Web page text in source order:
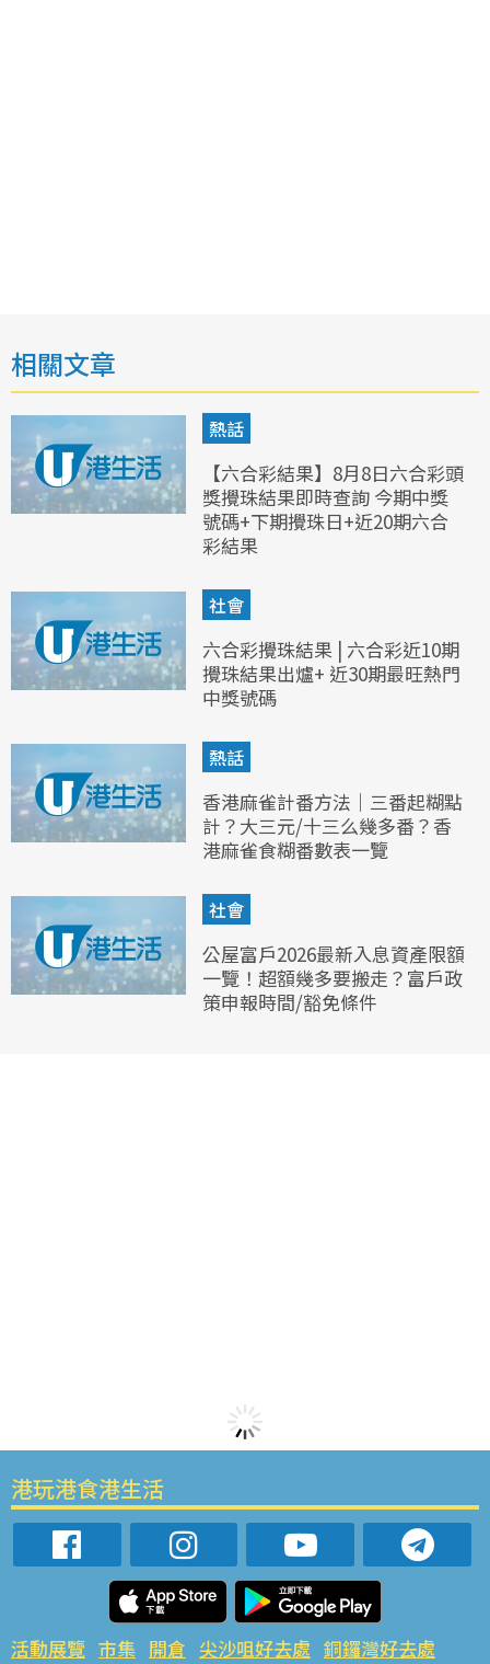
相關文章
熱話
【六合彩結果】8月8日六合彩頭
獎攪珠結果即時查詢 今期中獎
號碼+下期攪珠日+近20期六合
彩結果
社會
六合彩攪珠結果 | 六合彩近10期
攪珠結果出爐+ 近30期最旺熱門
中獎號碼
熱話
香港麻雀計番方法｜三番起糊點
計？大三元/十三么幾多番？香
港麻雀食糊番數表一覽
社會
公屋富戶2026最新入息資產限額
一覽！超額幾多要搬走？富戶政
策申報時間/豁免條件
港玩港食港生活
活動展覽 市集 開倉 尖沙咀好去處 銅鑼灣好去處